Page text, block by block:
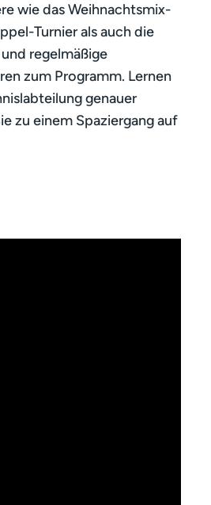
wie das Weihnachtsmix-
Turnier als auch die
regelmäßige
zum Programm. Lernen
genauer
zu einem Spaziergang auf